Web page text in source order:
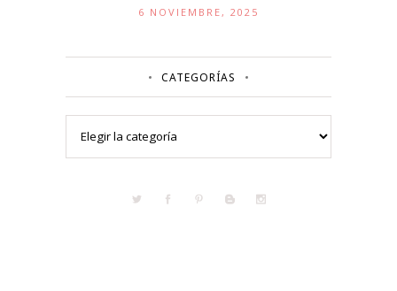
6 NOVIEMBRE, 2025
CATEGORÍAS